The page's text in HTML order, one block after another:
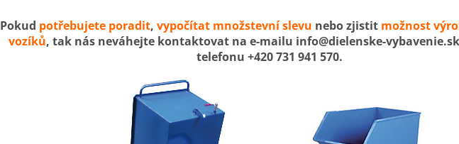
Pokud potřebujete poradit, vypočítat množstevní slevu nebo zjistit možnost
vozíků, tak nás neváhejte kontaktovat na e-mailu info@dielenske-
telefonu +420 731 941 570.